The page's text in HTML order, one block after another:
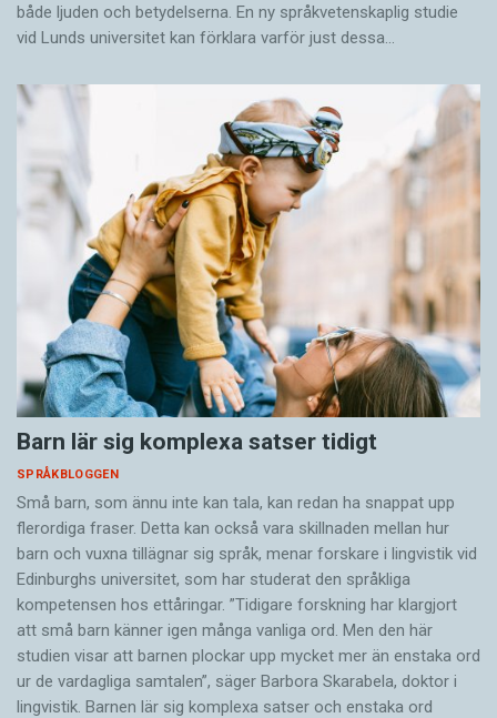
både ljuden och betydelserna. En ny språkvetenskaplig studie
vid Lunds universitet kan förklara varför just dessa…
Barn lär sig komplexa satser tidigt
SPRÅKBLOGGEN
Små barn, som ännu inte kan tala, kan redan ha snappat upp
flerordiga fraser. Detta kan också vara skillnaden mellan hur
barn och vuxna tillägnar sig språk, menar forskare i lingvistik vid
Edinburghs universitet, som har studerat den språkliga
kompetensen hos ettåringar. ”Tidigare forskning har klargjort
att små barn känner igen många vanliga ord. Men den här
studien visar att barnen plockar upp mycket mer än enstaka ord
ur de vardagliga samtalen”, säger Barbora Skarabela, doktor i
lingvistik. Barnen lär sig komplexa satser och enstaka ord